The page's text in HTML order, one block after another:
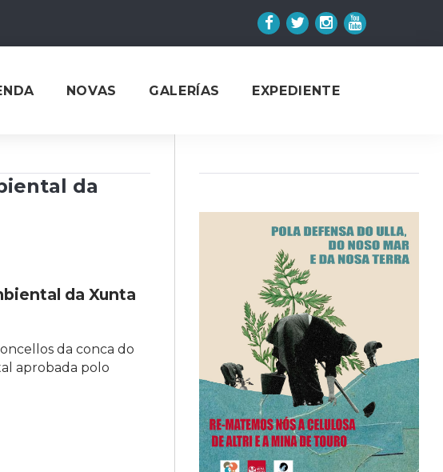
Facebook
TwitterInstagram
YouTube
NOVAS GALERÍAS EXPEDIENTE
da
da Xunta
da conca do
aprobada polo